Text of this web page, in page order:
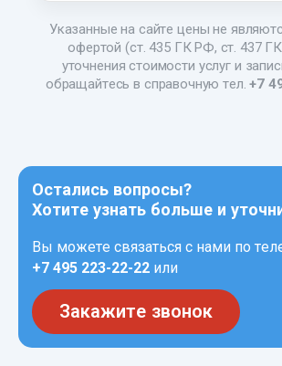
Указанные на сайте цены не
офертой (ст. 435 ГК РФ, ст. 437
уточнения стоимости услуг и
обращайтесь в справочную тел.+7
Остались вопросы?
Хотите узнать больше и
Вы можете связаться с нами по
+7 495 223-22-22 или
Закажите звонок